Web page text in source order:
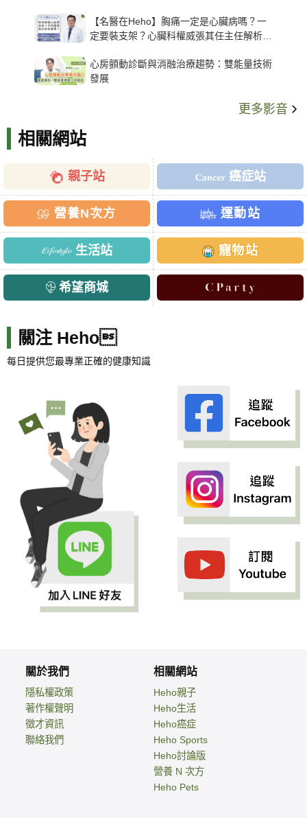
【名醫在Heho】胸痛一定是心臟病嗎？一
定要裝支架？心臟科權威張其任主任解析支
心房顫動診斷與消融治療趨勢：雙能量技術
發展
更多影音
相關網站
親子站 癌症站
營養N次方 運動站
生活站 寵物站
希望商城
關注 Heho
每日提供您最專業正確的健康知識
關於我們
隱私權政策
著作權聲明
徵才資訊
聯絡我們
相關網站
Heho親子
Heho生活
Heho癌症
Heho Sports
Heho討論版
營養 N 次方
Heho Pets